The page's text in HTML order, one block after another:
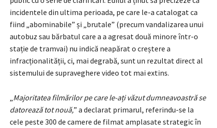
incidentele din ultima perioada, pe care le-a catalogat ca
fiind „abominabile” și „brutale” (precum vandalizarea unui
autobuz sau bărbatul care a a agresat două minore într-o
stație de tramvai) nu indică neapărat o creștere a
infracționalității, ci, mai degrabă, sunt un rezultat direct al
sistemului de supraveghere video tot mai extins.
Majoritatea filmărilor pe care le-ați văzut dumneavoastră se
datorează tot nouă,” a declarat primarul, referindu-se la
cele peste 300 de camere de filmat amplasate strategic în